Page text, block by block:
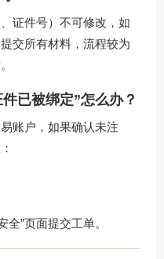
证件号）不可修改，如
交所有材料，流程较为
已被绑定”怎么办？
账户，如果确认未注
全”页面提交工单。